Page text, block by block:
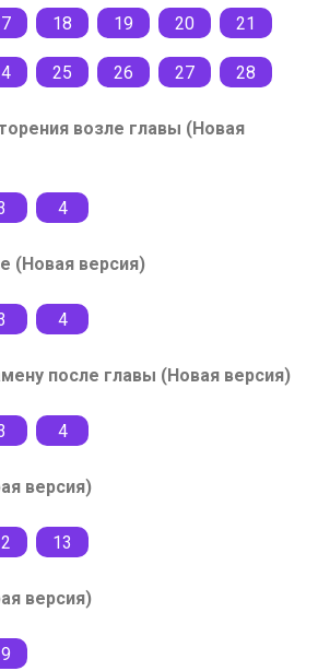
18 19 20 21
25 26 27 28
возле главы (Новая
4
(Новая версия)
4
после главы (Новая версия)
4
версия)
13
версия)